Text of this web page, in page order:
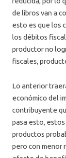
de libros van a
esto es que los
los débitos
productor no
fiscales,
Lo anterior
económico del
contribuyente
pasa esto,
productos
pero con menor